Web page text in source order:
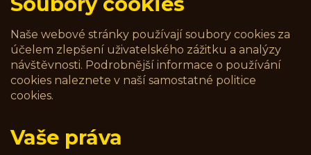
Naše webové stránky používají soubory cookies za
účelem zlepšení uživatelského zážitku a analýzy
návštěvnosti. Podrobnější informace o používání
cookies naleznete v naší samostatné politice
cookies.
Vaše práva